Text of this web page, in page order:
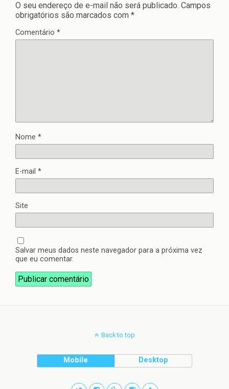
O seu endereço de e-mail não será publicado. Campos
obrigatórios são marcados com *
Comentário *
Nome *
E-mail *
Site
Salvar meus dados neste navegador para a próxima vez
que eu comentar.
Back to top
Mobile Desktop